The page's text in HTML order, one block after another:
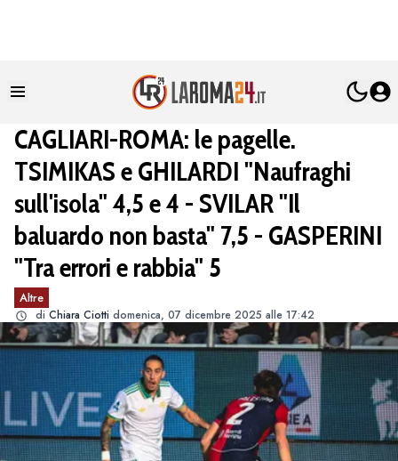
CAGLIARI-ROMA: le pagelle.
TSIMIKAS e GHILARDI "Naufraghi
sull'isola" 4,5 e 4 - SVILAR "Il
baluardo non basta" 7,5 - GASPERINI
"Tra errori e rabbia" 5
Altre
di Chiara Ciotti domenica, 07 dicembre 2025 alle 17:42